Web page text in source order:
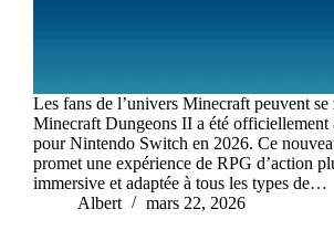
Les fans de l’univers Minecraft peuvent se
Minecraft Dungeons II a été officiellement
pour Nintendo Switch en 2026. Ce
promet une expérience de RPG d’action
immersive et adaptée à tous les types de…
Albert
mars 22, 2026